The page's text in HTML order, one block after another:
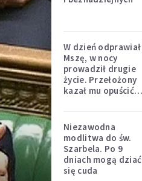
W dzień odprawiał
Mszę, w nocy
prowadził drugie
życie. Przełożony
kazał mu opuścić
Niezawodna
modlitwa do św.
Szarbela. Po 9
dniach mogą dziać
się cuda